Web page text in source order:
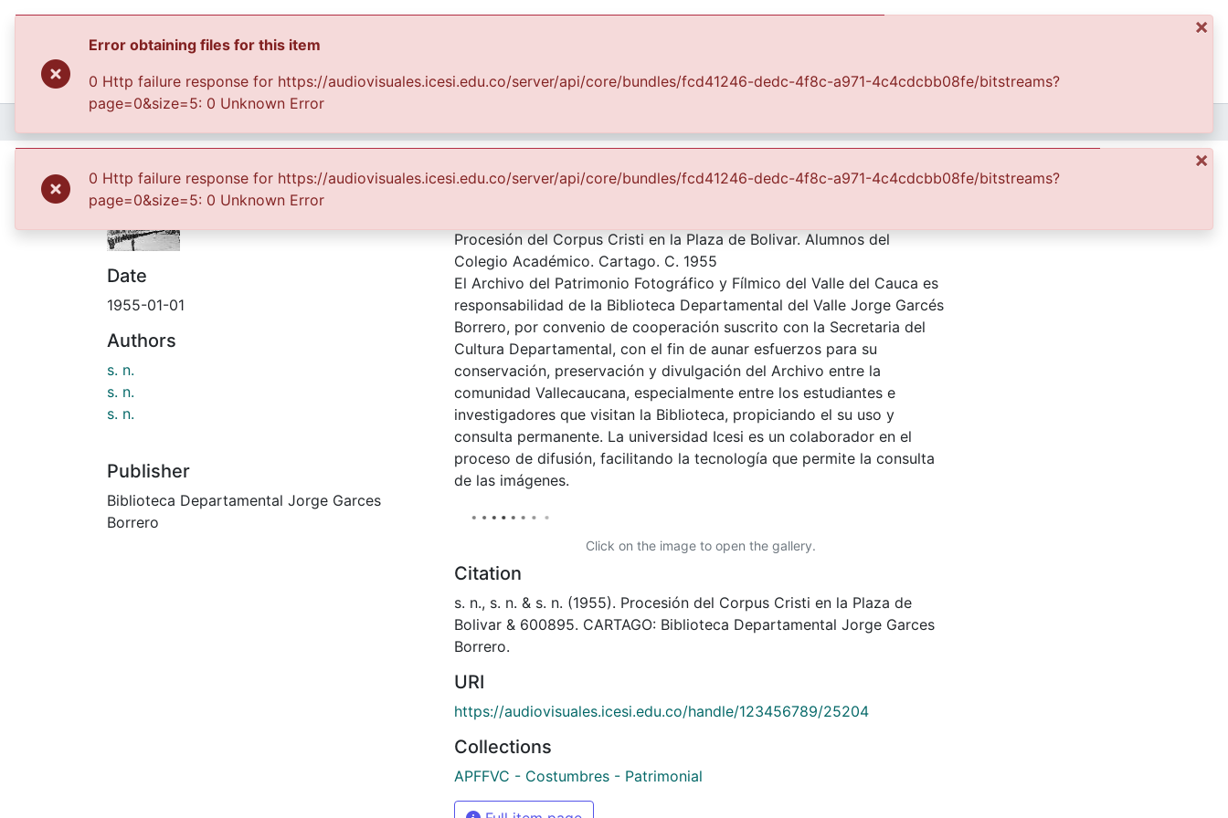
Procesión del Corpus Cristi en la Plaza de Bolivar
Date
1955-01-01
Authors
s. n.
s. n.
s. n.
Publisher
Biblioteca Departamental Jorge Garces
Borrero
Procesión del Corpus Cristi en la Plaza de Bolivar. Alumnos del
Colegio Académico. Cartago. C. 1955
El Archivo del Patrimonio Fotográfico y Fílmico del Valle del Cauca es
responsabilidad de la Biblioteca Departamental del Valle Jorge Garcés
Borrero, por convenio de cooperación suscrito con la Secretaria del
Cultura Departamental, con el fin de aunar esfuerzos para su
conservación, preservación y divulgación del Archivo entre la
comunidad Vallecaucana, especialmente entre los estudiantes e
investigadores que visitan la Biblioteca, propiciando el su uso y
consulta permanente. La universidad Icesi es un colaborador en el
proceso de difusión, facilitando la tecnología que permite la consulta
de las imágenes.
Click on the image to open the gallery.
Citation
s. n., s. n. & s. n. (1955). Procesión del Corpus Cristi en la Plaza de
Bolivar & 600895. CARTAGO: Biblioteca Departamental Jorge Garces
Borrero.
URI
https://audiovisuales.icesi.edu.co/handle/123456789/25204
Collections
APFFVC - Costumbres - Patrimonial
×
Error obtaining files for this item
0 Http failure response for https://audiovisuales.icesi.edu.co/server/api/core/bundles/fcd41246-dedc-4f8c-a971-4c4cdcbb08fe/bitstreams?
page=0&size=5: 0 Unknown Error
×
0 Http failure response for https://audiovisuales.icesi.edu.co/server/api/core/bundles/fcd41246-dedc-4f8c-a971-4c4cdcbb08fe/bitstreams?
page=0&size=5: 0 Unknown Error